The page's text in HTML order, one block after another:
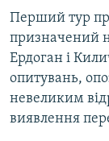
Перший тур
призначений
Ердоган і
опитувань,
невеликим
виявлення